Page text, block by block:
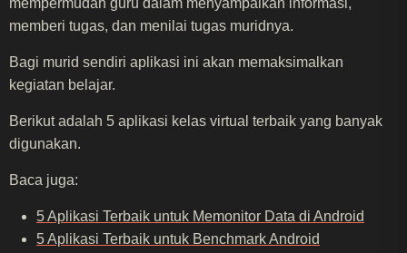
mempermudah guru dalam menyampaikan informasi,
memberi tugas, dan menilai tugas muridnya.
Bagi murid sendiri aplikasi ini akan memaksimalkan
kegiatan belajar.
Berikut adalah 5 aplikasi kelas virtual terbaik yang banyak
digunakan.
Baca juga:
5 Aplikasi Terbaik untuk Memonitor Data di Android
5 Aplikasi Terbaik untuk Benchmark Android